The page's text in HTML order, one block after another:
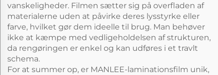
vanskeligheder. Filmen sætter sig på overfladen af
materialerne uden at påvirke deres lysstyrke eller
farve, hvilket gør dem ideelle til brug. Man behøver
ikke at kæmpe med vedligeholdelsen af strukturen,
da rengøringen er enkel og kan udføres i et travlt
schema.
For at summer op, er MANLEE-laminationsfilm unik,